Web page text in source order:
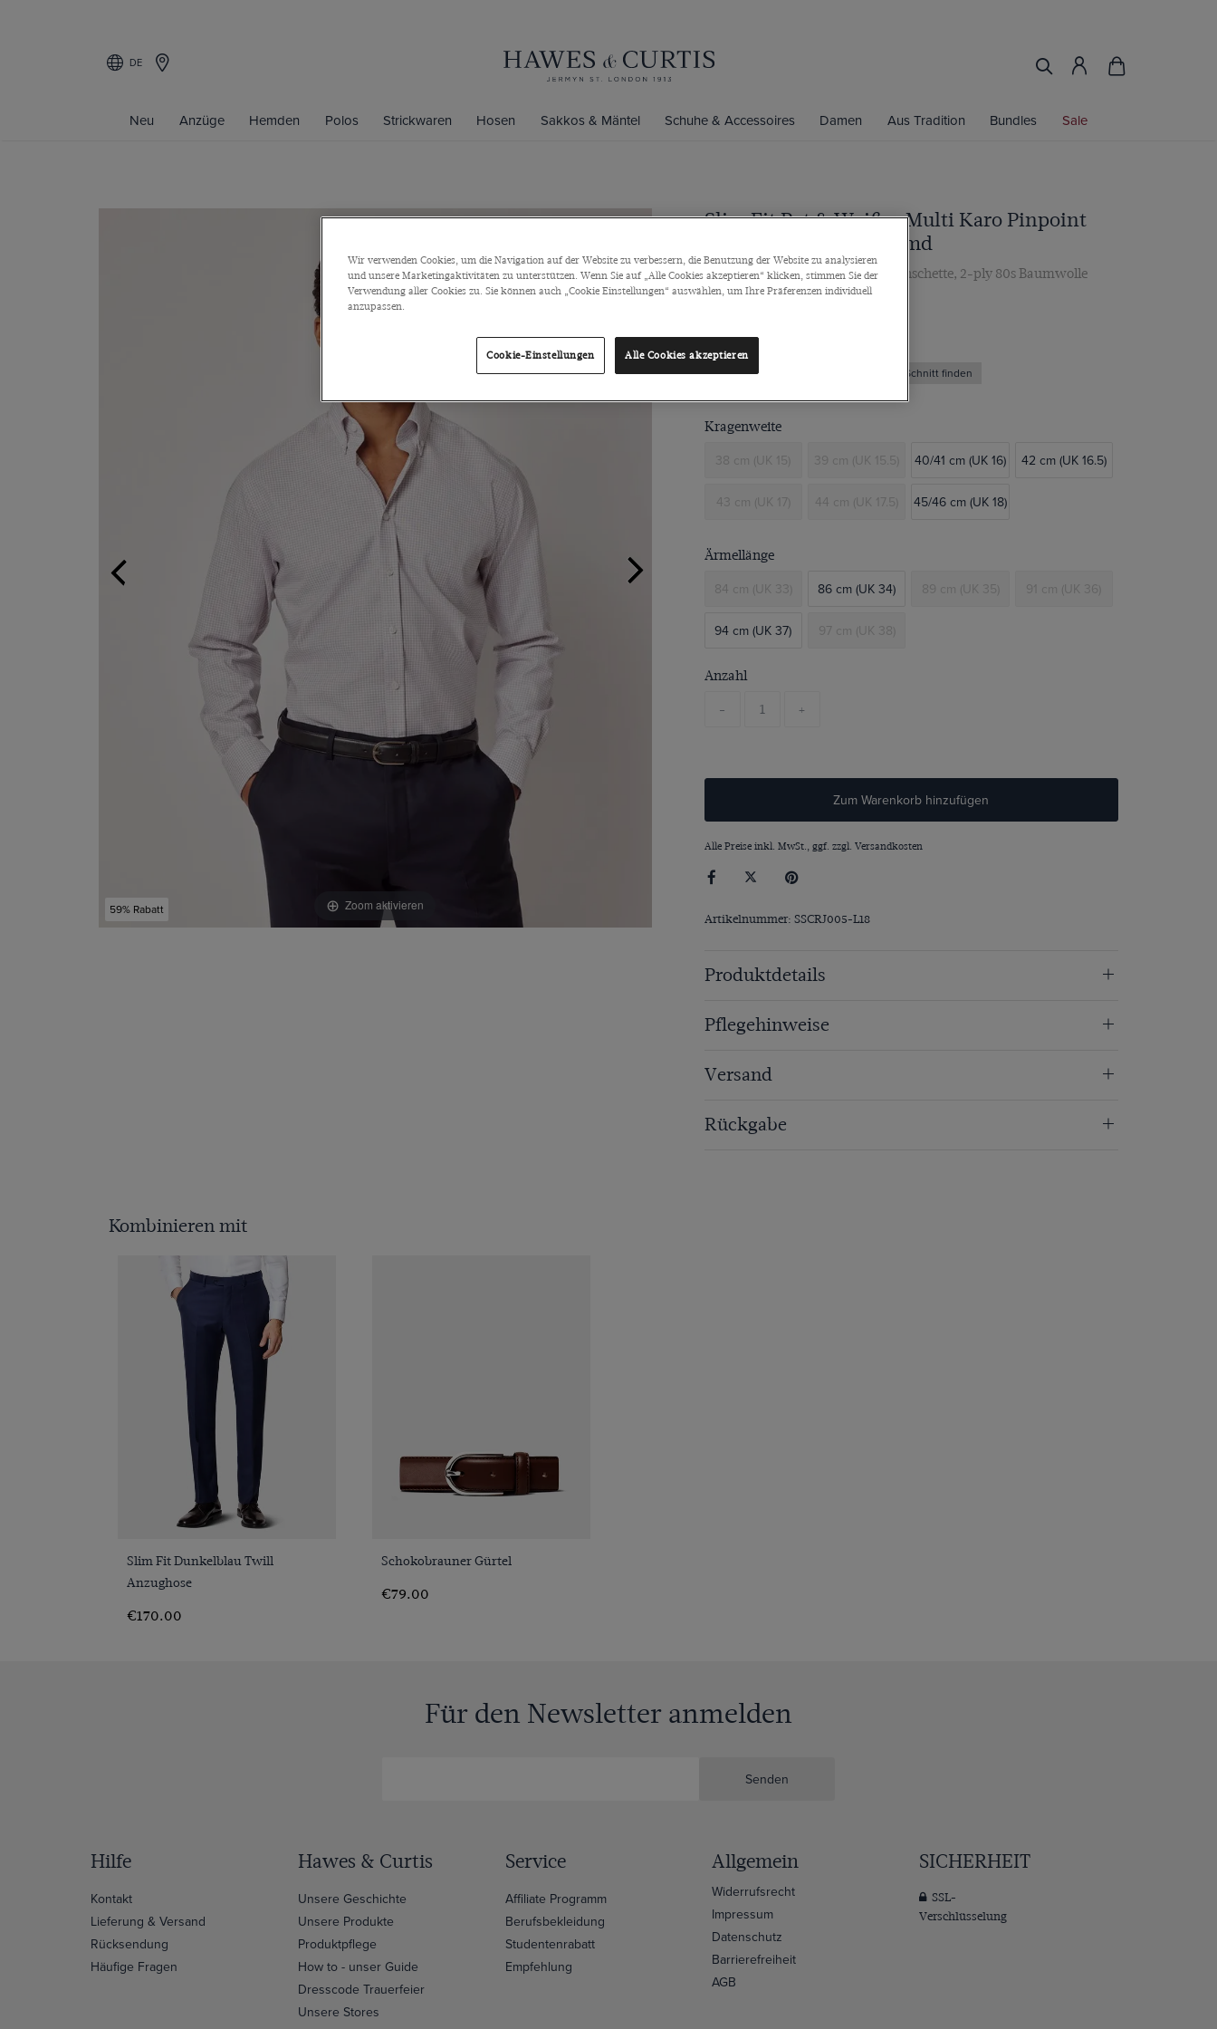
DE
Neu Anzüge Hemden Polos Strickwaren Hosen Sakkos & Mäntel Schuhe & Accessoires Damen Aus Tradition Bundles Sale
59% Rabatt Zoom aktivieren
Slim Fit Rot & Weißes Multi Karo Pinpoint
Bügelfreies Oxford Hemd
Button-Down-Kragen, Knopfmanschette, 2-ply 80s Baumwolle
Grössentabelle Den richtigen Schnitt finden
Kragenweite
38 cm (UK 15) 39 cm (UK 15.5) 40/41 cm (UK 16) 42 cm (UK 16.5)
43 cm (UK 17) 44 cm (UK 17.5) 45/46 cm (UK 18)
Ärmellänge
84 cm (UK 33) 86 cm (UK 34) 89 cm (UK 35) 91 cm (UK 36)
94 cm (UK 37) 97 cm (UK 38)
Anzahl
- +
Zum Warenkorb hinzufügen
Alle Preise inkl. MwSt., ggf. zzgl. Versandkosten
Artikelnummer: SSCRJ005-L18
Produktdetails
Pflegehinweise
Versand
Rückgabe
Kombinieren mit
VORSCHAU
Slim Fit Dunkelblau Twill
Anzughose
€170.00
VORSCHAU
Schokobrauner Gürtel
€79.00
Für den Newsletter anmelden
Senden
Hilfe
Kontakt
Lieferung & Versand
Rücksendung
Häufige Fragen
Hawes & Curtis
Unsere Geschichte
Unsere Produkte
Produktpflege
How to - unser Guide
Dresscode Trauerfeier
Unsere Stores
Service
Affiliate Programm
Berufsbekleidung
Studentenrabatt
Empfehlung
Allgemein
Widerrufsrecht
Impressum
Datenschutz
Barrierefreiheit
AGB
SICHERHEIT
SSL-
Verschlüsselung
Wir verwenden Cookies, um die Navigation auf der Website zu verbessern, die Benutzung der Website zu analysieren
und unsere Marketingaktivitäten zu unterstützen. Wenn Sie auf „Alle Cookies akzeptieren“ klicken, stimmen Sie der
Verwendung aller Cookies zu. Sie können auch „Cookie Einstellungen“ auswählen, um Ihre Präferenzen individuell
anzupassen.
Cookie-Einstellungen Alle Cookies akzeptieren